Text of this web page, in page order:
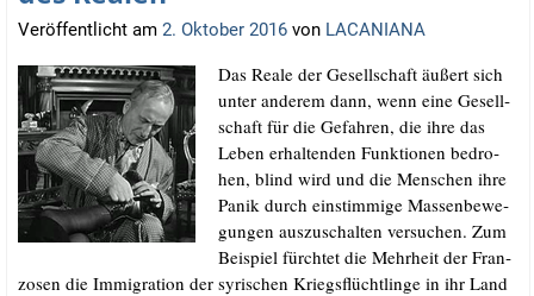
Veröffentlicht am 2. Oktober 2016 von LACANIANA
Das Rea­le der Gesell­schaft äußert sich
unter ande­rem dann, wenn eine Gesell­
schaft für die Gefah­ren, die ihre das
Leben erhal­ten­den Funk­tio­nen bedro­
hen, blind wird und die Men­schen ihre
Panik durch ein­stim­mi­ge Mas­sen­be­we­
gun­gen aus­zu­schal­ten ver­su­chen. Zum
Bei­spiel fürch­tet die Mehr­heit der Fran­
zo­sen die Immi­gra­ti­on der syri­schen Kriegs­flücht­lin­ge in ihr Land